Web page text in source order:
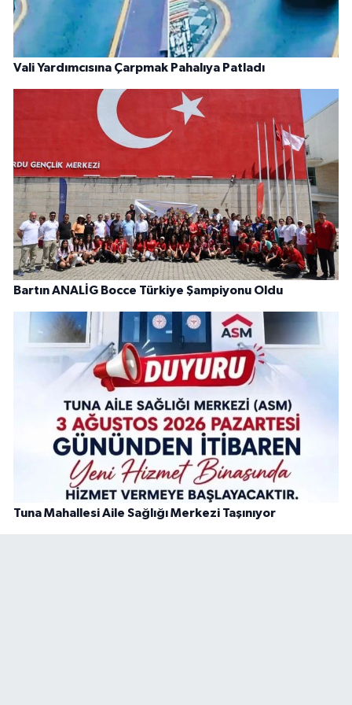
Vali Yardımcısına Çarpmak Pahalıya Patladı
Bartın ANALİG Bocce Türkiye Şampiyonu Oldu
Tuna Mahallesi Aile Sağlığı Merkezi Taşınıyor